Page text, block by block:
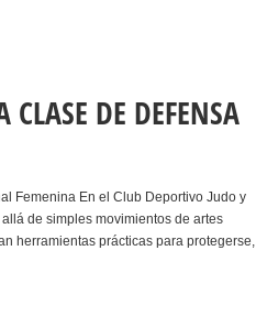
DE DEFENSA
Femenina En el Club Deportivo Judo y
de simples movimientos de artes
herramientas prácticas para protegerse,